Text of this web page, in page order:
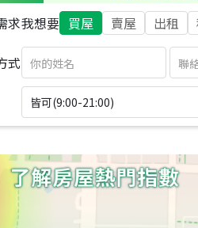
求我想要 買屋 賣屋 出租
式
皆可(9:00-21:00)